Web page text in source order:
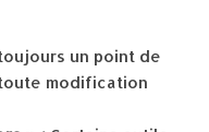
un point de
modification